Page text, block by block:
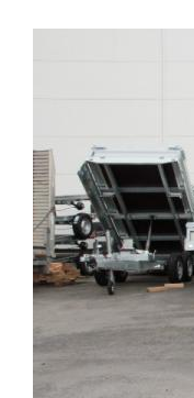
faisceaux «
universel,
faisons, s’il n’existe
plus haut de gamme
stable.Il faut savoir
conforme ou
toute garantie
défaillance. Ce
monté, alimenté par
courir de vrai risque
demande dans
d’un
passées par
homologué, c’est le
proposons, sans
les marques
leurs produits